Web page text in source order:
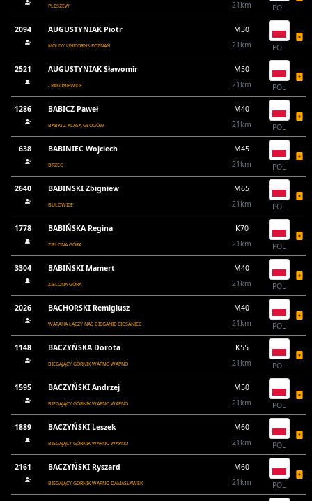
PLESZEW
21km
POL
2094 AUGUSTYNIAK Piotr
MOLDY UNICORNS POZNAŃ
M30
21km
POL
2521 AUGUSTYNIAK Sławomir
- RAKONIEWICE
M50
21km
POL
1286 BABICZ Paweł
BABKI Z KLASĄ GŁOGÓW
M40
21km
POL
638 BABINIEC Wojciech
BRZEG
M45
21km
POL
2640 BABINSKI Zbigniew
BULOWICE
M65
21km
POL
1778 BABIŃSKA Regina
ZIELONA GÓRA
K70
21km
POL
3304 BABIŃSKI Mamert
ZIELONA GÓRA
M40
21km
POL
2026 BACHORSKI Remigiusz
WATAHA ŁĄCZY NAS BIEGANIE CIOSANIEC
M40
21km
POL
1148 BACZYŃSKA Dorota
BIEGAJĄCY GÓRNIK WAPNO WAPNO
K55
21km
POL
1595 BACZYŃSKI Andrzej
BIEGAJĄCY GÓRNIK WAPNO WAPNO
M50
21km
POL
1889 BACZYŃSKI Leszek
BIEGAJĄCY GÓRNIK WAPNO WAPNO
M60
21km
POL
2161 BACZYŃSKI Ryszard
BIEGAJĄCY GÓRNIK WAPNO DAMASŁAWEK
M60
21km
POL